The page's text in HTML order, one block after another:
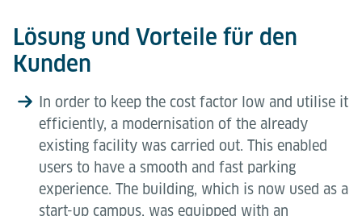
Lösung und Vorteile für den
Kunden
In order to keep the cost factor low and utilise it
efficiently, a modernisation of the already
existing facility was carried out. This enabled
users to have a smooth and fast parking
experience. The building, which is now used as a
start-up campus, was equipped with an